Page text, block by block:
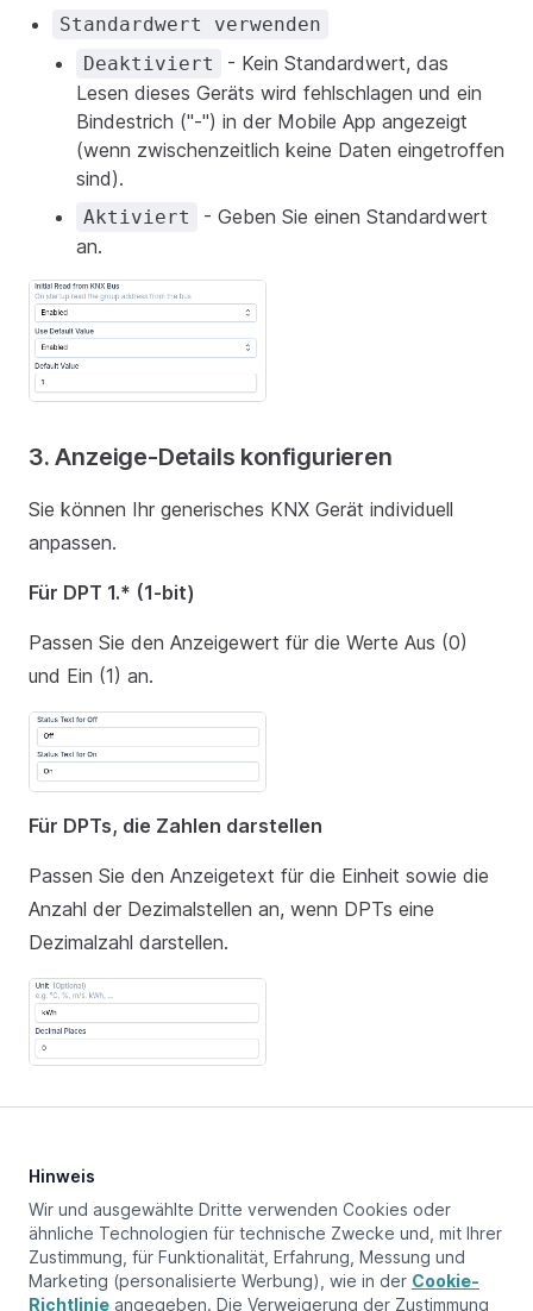
Standardwert verwenden
Deaktiviert
- Kein Standardwert, das
Lesen dieses Geräts wird fehlschlagen und ein
Bindestrich ("-") in der Mobile App angezeigt
(wenn zwischenzeitlich keine Daten eingetroffen
sind).
Aktiviert
- Geben Sie einen Standardwert
an.
3. Anzeige-Details konfigurieren
Sie können Ihr generisches KNX Gerät individuell
anpassen.
Für DPT 1.* (1-bit)
Passen Sie den Anzeigewert für die Werte Aus (0)
und Ein (1) an.
Für DPTs, die Zahlen darstellen
Passen Sie den Anzeigetext für die Einheit sowie die
Anzahl der Dezimalstellen an, wenn DPTs eine
Dezimalzahl darstellen.
Verhalten in Matter-Apps
Aufgrund von Einschränkungen im aktuellen Matter-
Standard kann dieses Gerät nicht mit Matter
verbunden werden und ist nur innerhalb des 1Home
Hinweis
Wir und ausgewählte Dritte verwenden Cookies oder
ähnliche Technologien für technische Zwecke und, mit Ihrer
Zustimmung, für Funktionalität, Erfahrung, Messung und
Marketing (personalisierte Werbung), wie in der Cookie-
Richtlinie angegeben. Die Verweigerung der Zustimmung